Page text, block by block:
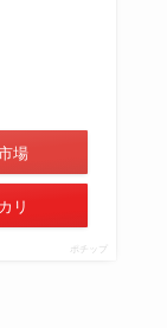
場
リ
ポチップ